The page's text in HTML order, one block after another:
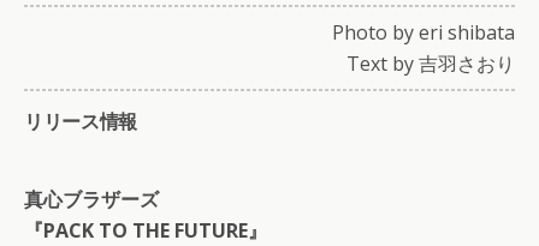
Photo by eri shibata
Text by 吉羽さおり
リリース情報
真心ブラザーズ
『PACK TO THE FUTURE』